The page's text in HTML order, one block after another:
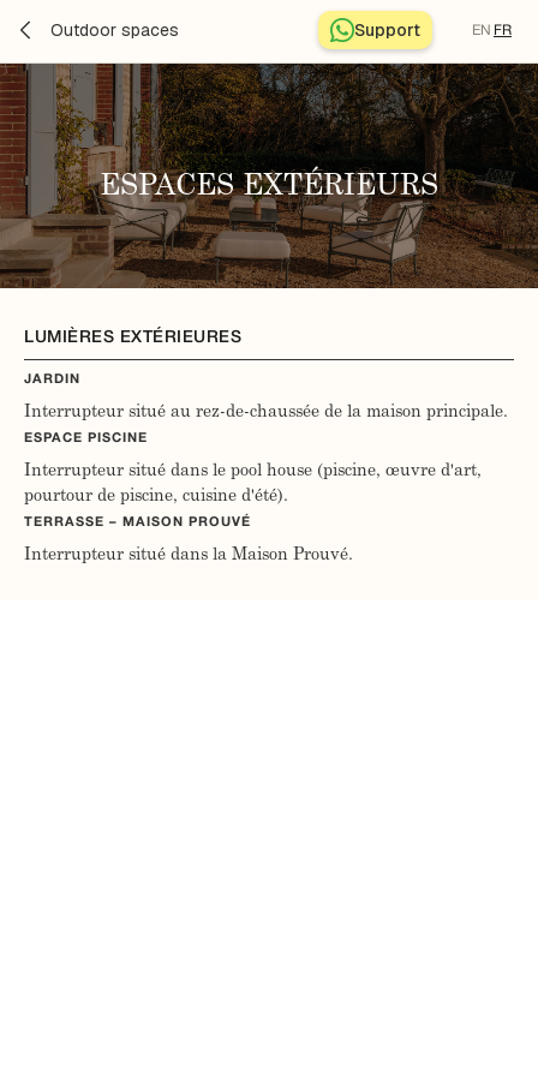
Outdoor spaces Support EN FR
ESPACES EXTÉRIEURS
LUMIÈRES EXTÉRIEURES
JARDIN
Interrupteur situé au rez-de-chaussée de la maison principale.
ESPACE PISCINE
Interrupteur situé dans le pool house (piscine, œuvre d'art,
pourtour de piscine, cuisine d'été).
TERRASSE – MAISON PROUVÉ
Interrupteur situé dans la Maison Prouvé.